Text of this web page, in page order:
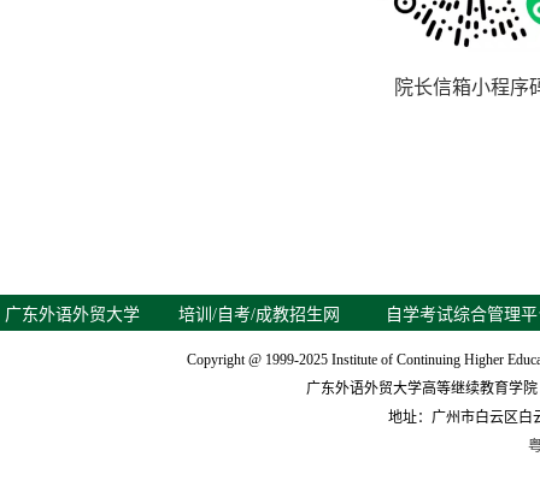
院长信箱小程序
广东外语外贸大学 培训/自考/成教招生网 自学考试综合管理
Copyright @ 1999-2025 Institute of Continuing Higher
广东外语外贸大学高等继续教育学
地址：广州市白云区白